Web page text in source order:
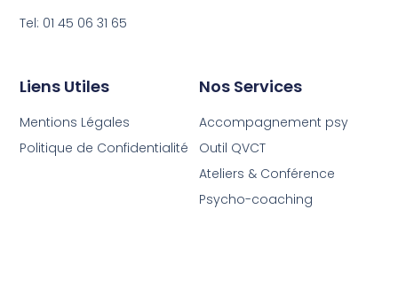
Nos Services
Accompagnement psy
Outil QVCT
Ateliers & Conférence
Psycho-coaching
Liens Utiles
Mentions Légales
Politique de Confidentialité
Tel: 01 45 06 31 65